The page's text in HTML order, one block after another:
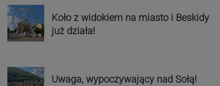
Koło z widokiem na miasto i Beskidy
już działa!
Uwaga, wypoczywający nad Sołą!